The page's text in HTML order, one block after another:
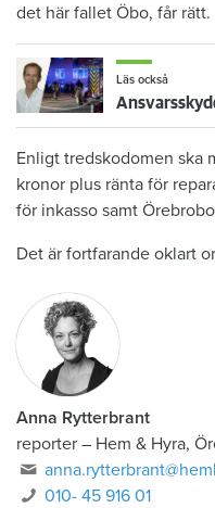
det här fallet Öbo, får rätt.
Läs också
Enligt tredskodomen ska
kronor plus ränta för
för inkasso samt
Det är fortfarande oklart
Anna Rytterbrant
reporter – Hem & Hyra,
010- 45 916 01